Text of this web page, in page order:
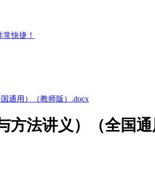
快捷！
通用）（教师版）.docx
方法讲义）（全国